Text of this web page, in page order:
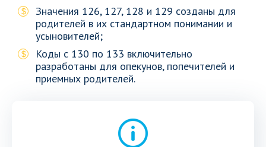
Значения 126, 127, 128 и 129 созданы для
родителей в их стандартном понимании и
усыновителей;
Коды с 130 по 133 включительно
разработаны для опекунов, попечителей и
приемных родителей.